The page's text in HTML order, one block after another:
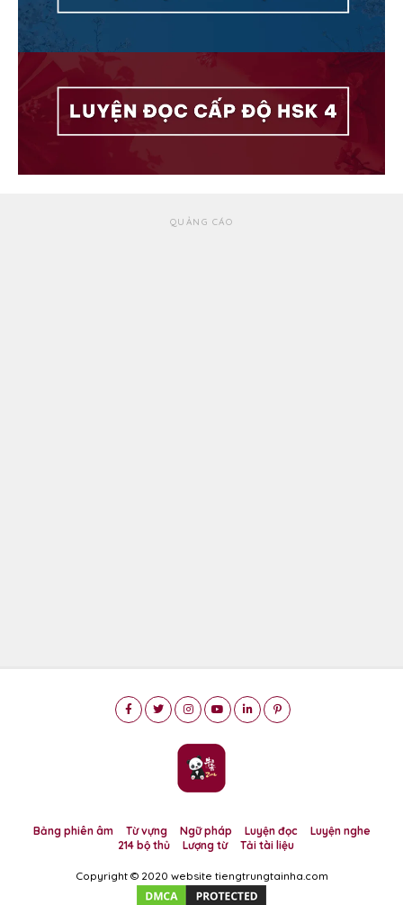
QUẢNG CÁO
Bảng phiên âm Từ vựng Ngữ pháp Luyện đọc
Luyện nghe
214 bộ thủ
Lượng từ Tải tài liệu
Copyright © 2020 website tiengtrungtainha.com